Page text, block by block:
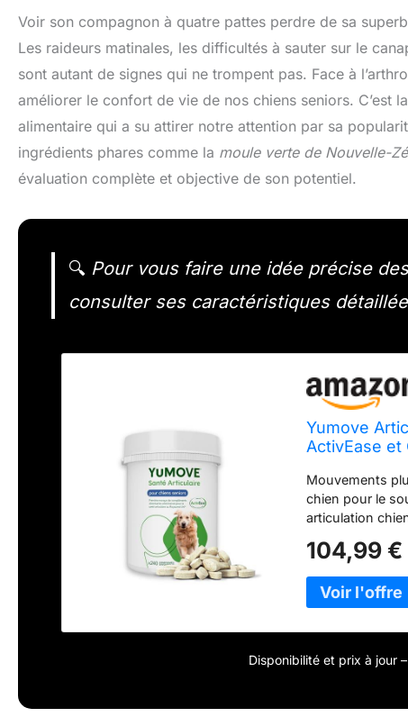
Voir son compagnon à quatre pattes perdre de sa
Les raideurs matinales, les difficultés à sauter sur le
sont autant de signes qui ne trompent pas. Face à
améliorer le confort de vie de nos chiens seniors. C’est
alimentaire qui a su attirer notre attention par sa
ingrédients phares comme la moule verte de Nouvelle-
évaluation complète et objective de son potentiel.
🔍 Pour vous faire une idée précise
consulter ses caractéristiques
Yumove
ActivEase et
Mouvements
chien pour le
articulation
domestiques.
articulation
principales
l’intégrité et la
ans dans leur
Royaume-Uni,
scientifique
104,99 €
Disponibilité et prix à jour